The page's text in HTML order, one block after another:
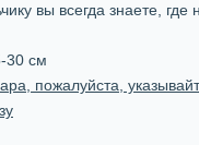
вы всегда знаете, где
30 см
пожалуйста,